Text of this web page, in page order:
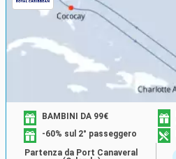
BAMBINI DA 99€
-60% sul 2° passeggero
Partenza da Port Canaveral